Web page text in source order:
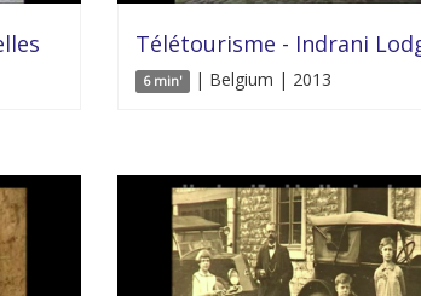
Télétourisme - Indrani
6 min' | Belgium | 2013